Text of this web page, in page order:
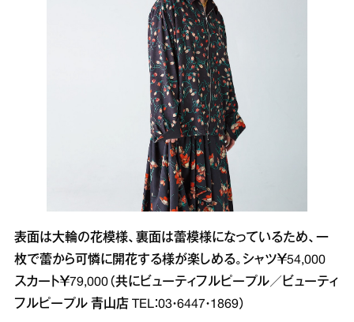
表面は大輪の花模様、裏面は蕾模様になっているため、一
枚で蕾から可憐に開花する様が楽しめる。シャツ￥54,000
スカート￥79,000（共にビューティフルピープル／ビューティ
フルピープル 青山店 TEL：03・6447・1869）